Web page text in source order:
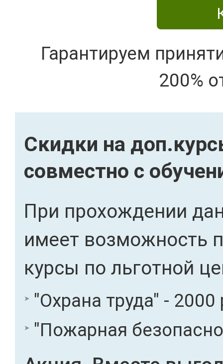
Гарантируем
200%
Скидки на
совместно с
При прохождении
имеет возможность
курсы по льготной
"Охрана труда" - 2000
"Пожарная